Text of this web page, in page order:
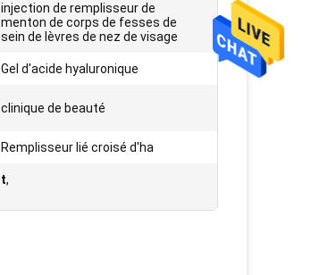
injection de remplisseur de
menton de corps de fesses de
sein de lèvres de nez de visage
Gel d'acide hyaluronique
clinique de beauté
Remplisseur lié croisé d'ha
,